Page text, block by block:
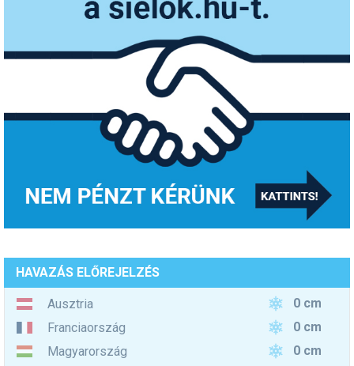
HAVAZÁS ELŐREJELZÉS
Ausztria
0 cm
Franciaország
0 cm
Magyarország
0 cm